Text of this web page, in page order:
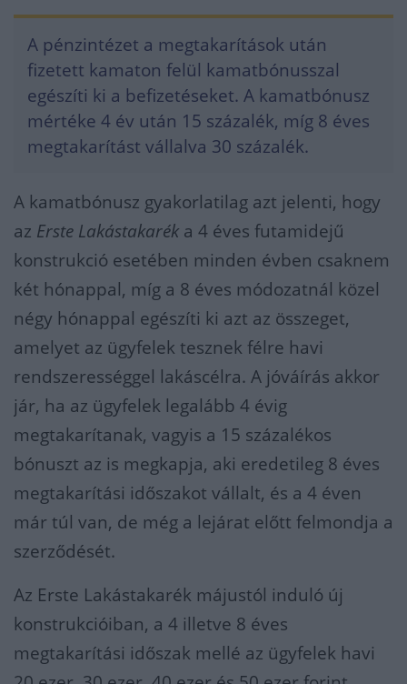
A pénzintézet a megtakarítások után
fizetett kamaton felül kamatbónusszal
egészíti ki a befizetéseket. A kamatbónusz
mértéke 4 év után 15 százalék, míg 8 éves
megtakarítást vállalva 30 százalék.
A kamatbónusz gyakorlatilag azt jelenti, hogy
az Erste Lakástakarék a 4 éves futamidejű
konstrukció esetében minden évben csaknem
két hónappal, míg a 8 éves módozatnál közel
négy hónappal egészíti ki azt az összeget,
amelyet az ügyfelek tesznek félre havi
rendszerességgel lakáscélra. A jóváírás akkor
jár, ha az ügyfelek legalább 4 évig
megtakarítanak, vagyis a 15 százalékos
bónuszt az is megkapja, aki eredetileg 8 éves
megtakarítási időszakot vállalt, és a 4 éven
már túl van, de még a lejárat előtt felmondja a
szerződését.
Az Erste Lakástakarék májustól induló új
konstrukcióiban, a 4 illetve 8 éves
megtakarítási időszak mellé az ügyfelek havi